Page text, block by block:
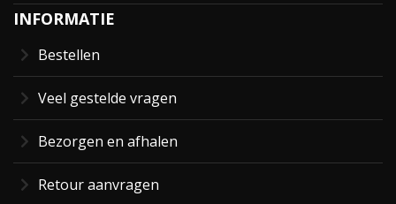
INFORMATIE
Bestellen
Veel gestelde vragen
Bezorgen en afhalen
Retour aanvragen